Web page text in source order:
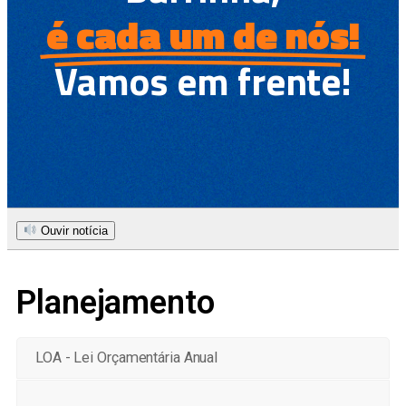
é cada um de nós!
Vamos em frente!
Ouvir notícia
Planejamento
LOA - Lei Orçamentária Anual